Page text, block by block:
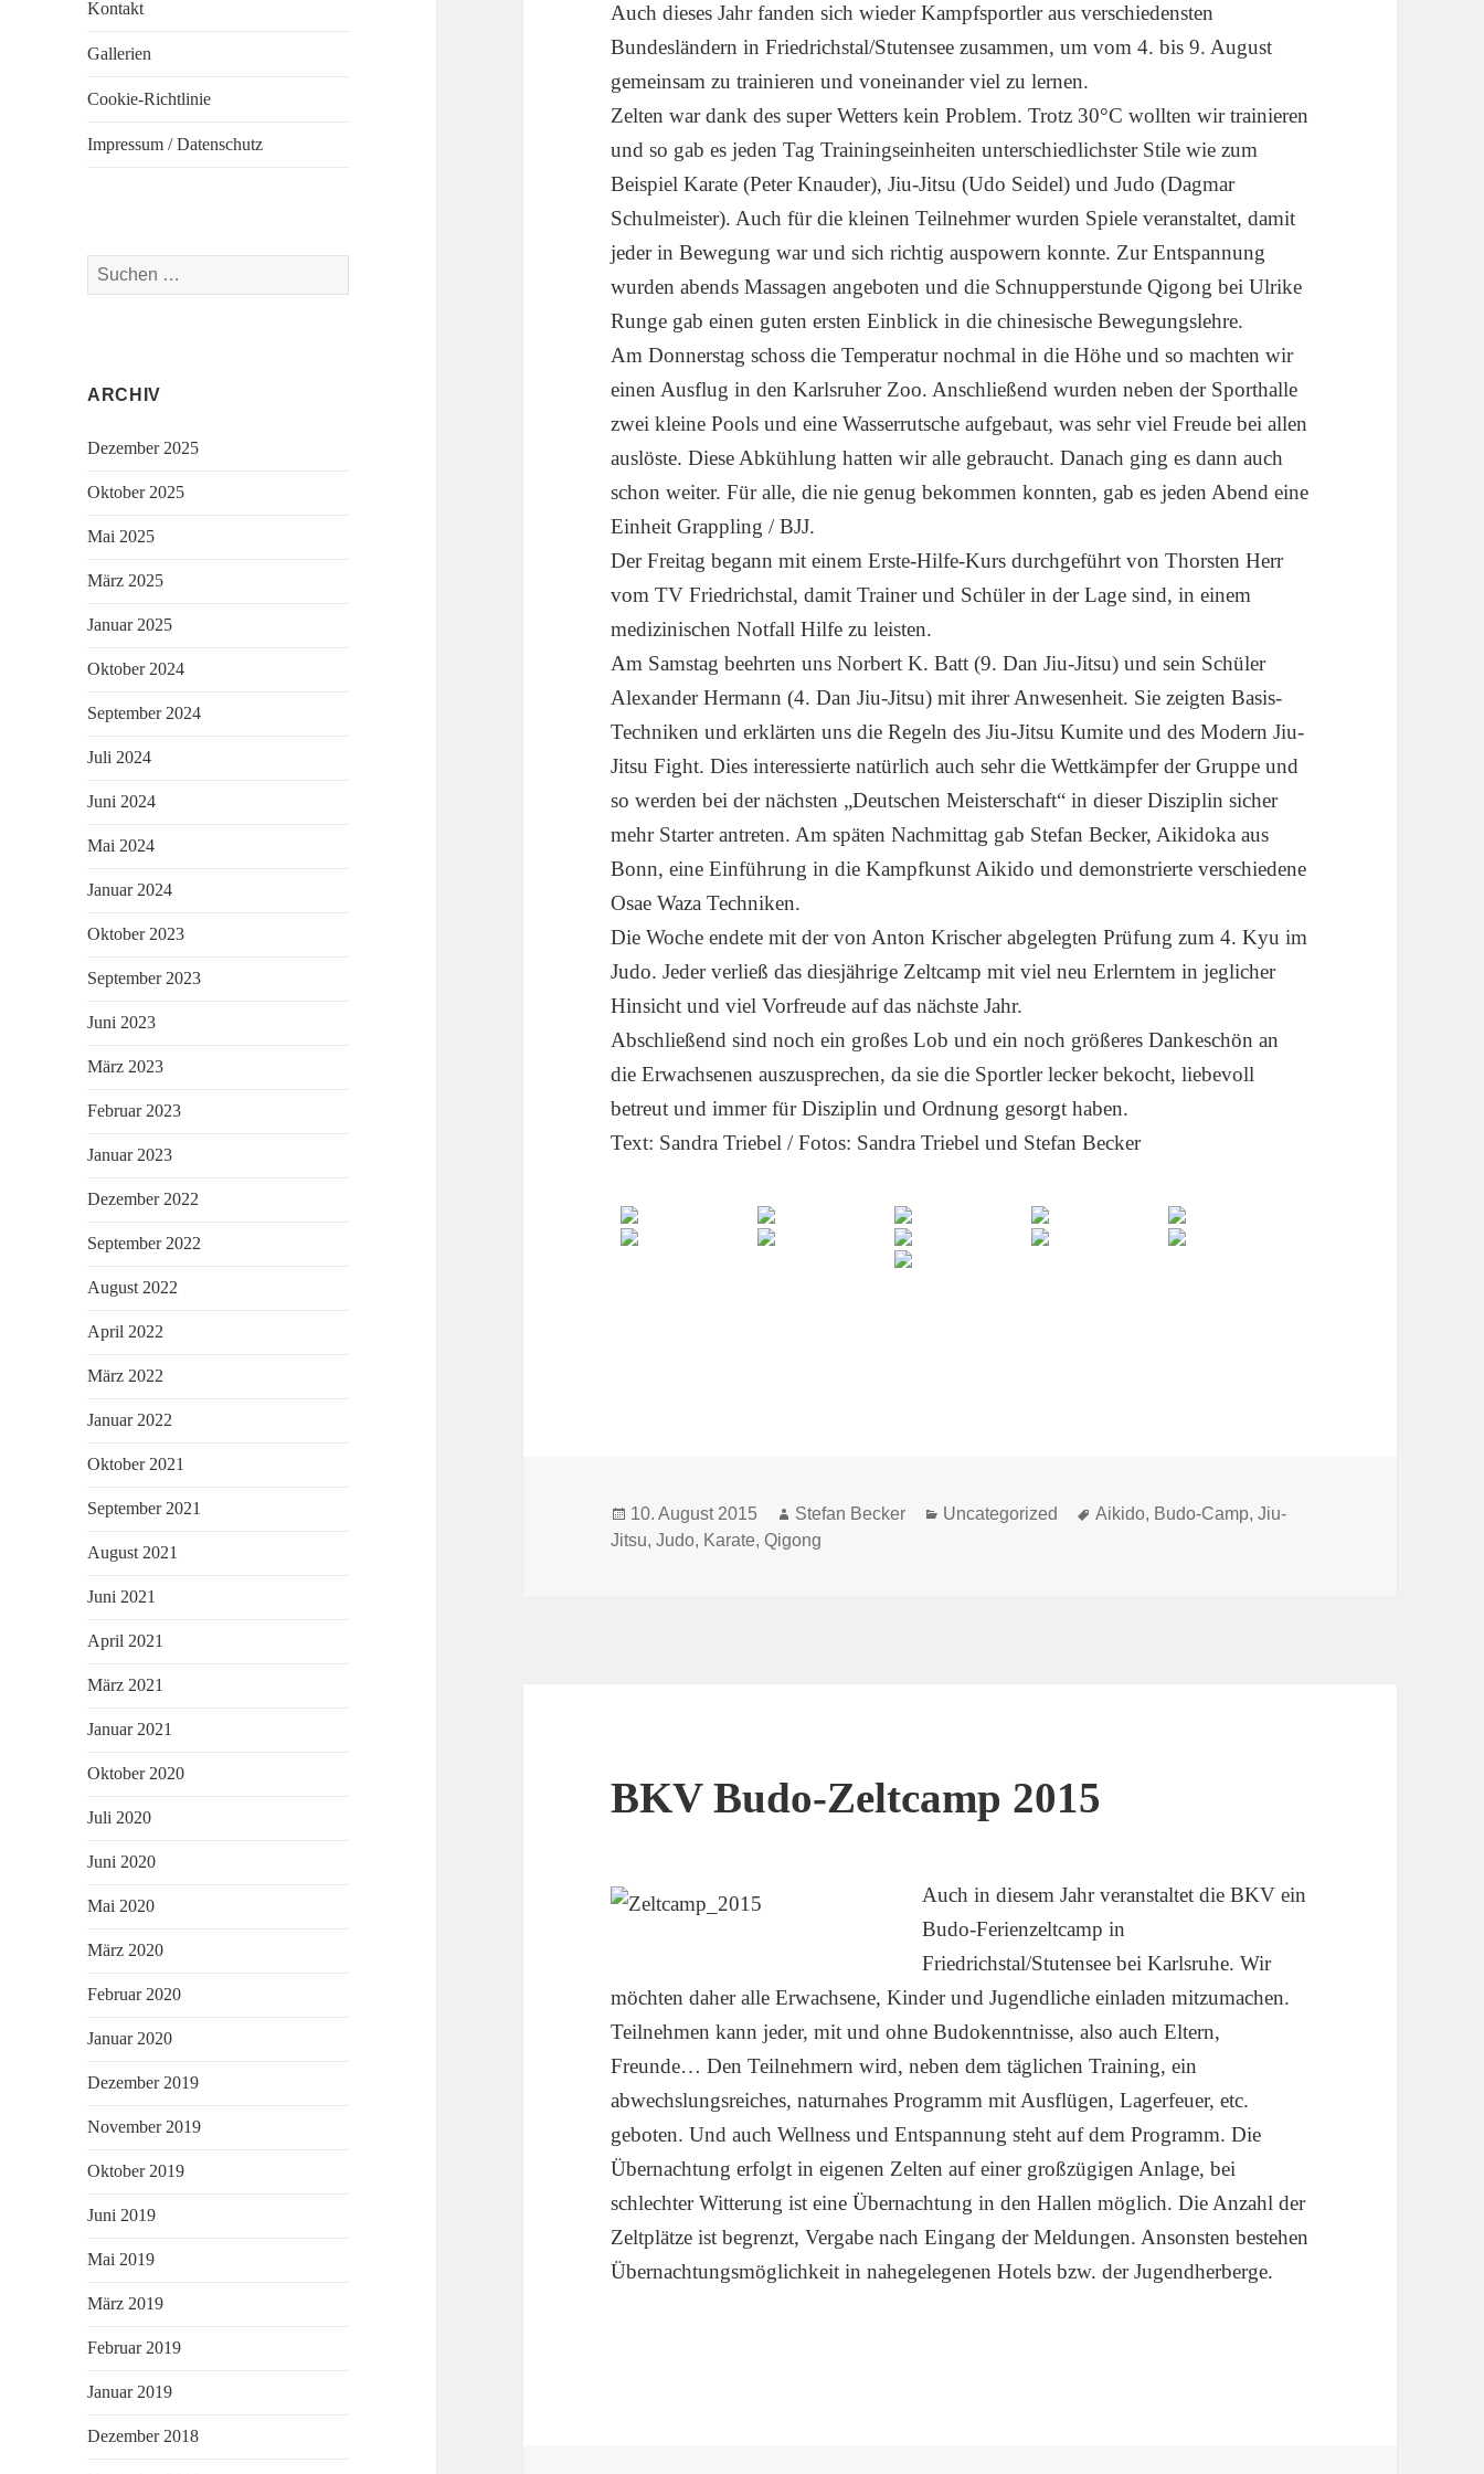
Kontakt
Gallerien
Cookie-Richtlinie
Impressum / Datenschutz
Suchen
nach:
ARCHIV
Dezember 2025
Oktober 2025
Mai 2025
März 2025
Januar 2025
Oktober 2024
September 2024
Juli 2024
Juni 2024
Mai 2024
Januar 2024
Oktober 2023
September 2023
Juni 2023
März 2023
Februar 2023
Januar 2023
Dezember 2022
September 2022
August 2022
April 2022
März 2022
Januar 2022
Oktober 2021
September 2021
August 2021
Juni 2021
April 2021
März 2021
Januar 2021
Oktober 2020
Juli 2020
Juni 2020
Mai 2020
März 2020
Februar 2020
Januar 2020
Dezember 2019
November 2019
Oktober 2019
Juni 2019
Mai 2019
März 2019
Februar 2019
Januar 2019
Dezember 2018
Auch dieses Jahr fanden sich wieder Kampfsportler aus verschiedensten
Bundesländern in Friedrichstal/Stutensee zusammen, um vom 4. bis 9. August
gemeinsam zu trainieren und voneinander viel zu lernen.
Zelten war dank des super Wetters kein Problem. Trotz 30°C wollten wir trainieren
und so gab es jeden Tag Trainingseinheiten unterschiedlichster Stile wie zum
Beispiel Karate (Peter Knauder), Jiu-Jitsu (Udo Seidel) und Judo (Dagmar
Schulmeister). Auch für die kleinen Teilnehmer wurden Spiele veranstaltet, damit
jeder in Bewegung war und sich richtig auspowern konnte. Zur Entspannung
wurden abends Massagen angeboten und die Schnupperstunde Qigong bei Ulrike
Runge gab einen guten ersten Einblick in die chinesische Bewegungslehre.
Am Donnerstag schoss die Temperatur nochmal in die Höhe und so machten wir
einen Ausflug in den Karlsruher Zoo. Anschließend wurden neben der Sporthalle
zwei kleine Pools und eine Wasserrutsche aufgebaut, was sehr viel Freude bei allen
auslöste. Diese Abkühlung hatten wir alle gebraucht. Danach ging es dann auch
schon weiter. Für alle, die nie genug bekommen konnten, gab es jeden Abend eine
Einheit Grappling / BJJ.
Der Freitag begann mit einem Erste-Hilfe-Kurs durchgeführt von Thorsten Herr
vom TV Friedrichstal, damit Trainer und Schüler in der Lage sind, in einem
medizinischen Notfall Hilfe zu leisten.
Am Samstag beehrten uns Norbert K. Batt (9. Dan Jiu-Jitsu) und sein Schüler
Alexander Hermann (4. Dan Jiu-Jitsu) mit ihrer Anwesenheit. Sie zeigten Basis-
Techniken und erklärten uns die Regeln des Jiu-Jitsu Kumite und des Modern Jiu-
Jitsu Fight. Dies interessierte natürlich auch sehr die Wettkämpfer der Gruppe und
so werden bei der nächsten „Deutschen Meisterschaft“ in dieser Disziplin sicher
mehr Starter antreten. Am späten Nachmittag gab Stefan Becker, Aikidoka aus
Bonn, eine Einführung in die Kampfkunst Aikido und demonstrierte verschiedene
Osae Waza Techniken.
Die Woche endete mit der von Anton Krischer abgelegten Prüfung zum 4. Kyu im
Judo. Jeder verließ das diesjährige Zeltcamp mit viel neu Erlerntem in jeglicher
Hinsicht und viel Vorfreude auf das nächste Jahr.
Abschließend sind noch ein großes Lob und ein noch größeres Dankeschön an
die Erwachsenen auszusprechen, da sie die Sportler lecker bekocht, liebevoll
betreut und immer für Disziplin und Ordnung gesorgt haben.
Text: Sandra Triebel / Fotos: Sandra Triebel und Stefan Becker
Veröffentlicht
am
10. August 2015 Autor
Stefan Becker Kategorien
Uncategorized Schlagwörter
Aikido, Budo-Camp,Jiu-
Jitsu,Judo, Karate,Qigong
BKV Budo-Zeltcamp 2015
Auch in diesem Jahr veranstaltet die BKV ein
Budo-Ferienzeltcamp in
Friedrichstal/Stutensee bei Karlsruhe. Wir
möchten daher alle Erwachsene, Kinder und Jugendliche einladen mitzumachen.
Teilnehmen kann jeder, mit und ohne Budokenntnisse, also auch Eltern,
Freunde… Den Teilnehmern wird, neben dem täglichen Training, ein
abwechslungsreiches, naturnahes Programm mit Ausflügen, Lagerfeuer, etc.
geboten. Und auch Wellness und Entspannung steht auf dem Programm. Die
Übernachtung erfolgt in eigenen Zelten auf einer großzügigen Anlage, bei
schlechter Witterung ist eine Übernachtung in den Hallen möglich. Die Anzahl der
Zeltplätze ist begrenzt, Vergabe nach Eingang der Meldungen. Ansonsten bestehen
Übernachtungsmöglichkeit in nahegelegenen Hotels bzw. der Jugendherberge.